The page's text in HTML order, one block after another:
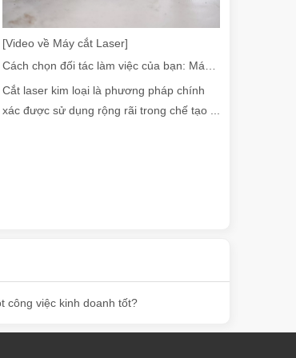
pháp hàn truyền thống. Bài đăng trên blog này sẽ
- thay đổi. Các tính năng đáng chú ý của họ
[Video về Máy cắt Laser]
Cách chọn đối tác làm việc của bạn: Máy cắt Laser
Cắt laser kim loại là phương pháp chính
xác được sử dụng rộng rãi trong chế tạo ...
công việc kinh doanh tốt?